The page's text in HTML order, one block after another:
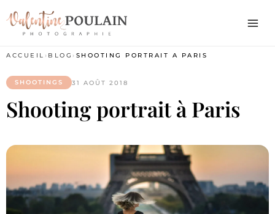
ACCUEIL › BLOG › SHOOTING PORTRAIT À PARIS
SHOOTINGS 31 AOÛT 2018
Shooting portrait à Paris